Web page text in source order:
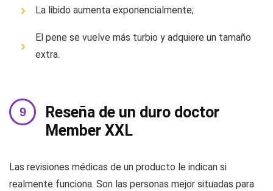
La libido aumenta exponencialmente;
El pene se vuelve más turbio y adquiere un tamaño
extra.
Reseña de un duro doctor
Member XXL
Las revisiones médicas de un producto le indican si
realmente funciona. Son las personas mejor situadas para